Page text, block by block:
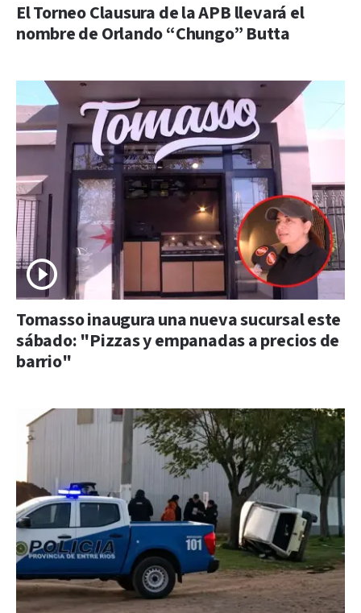
El Torneo Clausura de la APB llevará el
nombre de Orlando “Chungo” Butta
Tomasso inaugura una nueva sucursal este
sábado: "Pizzas y empanadas a precios de
barrio"